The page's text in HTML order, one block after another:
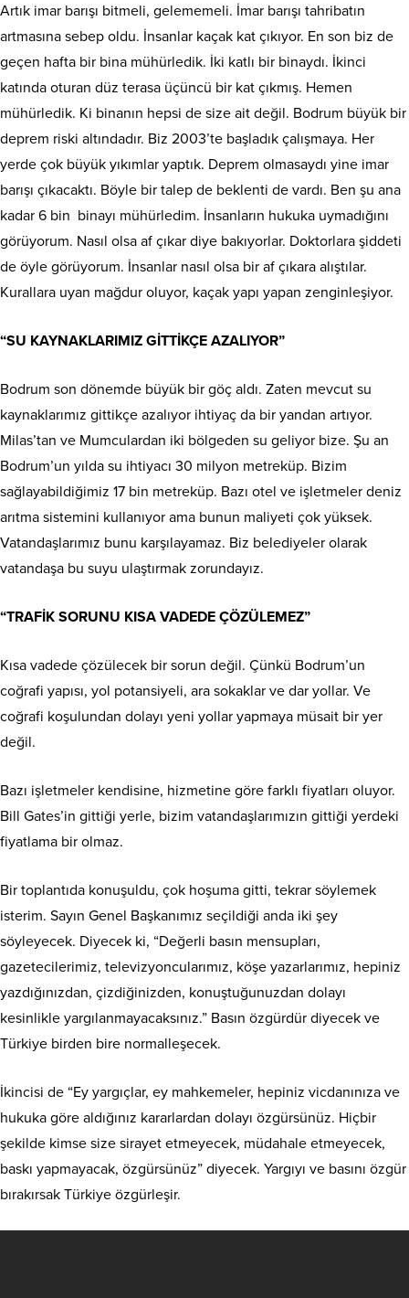
Artık imar barışı bitmeli, gelememeli. İmar barışı tahribatın
artmasına sebep oldu. İnsanlar kaçak kat çıkıyor. En son biz de
geçen hafta bir bina mühürledik. İki katlı bir binaydı. İkinci
katında oturan düz terasa üçüncü bir kat çıkmış. Hemen
mühürledik. Ki binanın hepsi de size ait değil. Bodrum büyük bir
deprem riski altındadır. Biz 2003’te başladık çalışmaya. Her
yerde çok büyük yıkımlar yaptık. Deprem olmasaydı yine imar
barışı çıkacaktı. Böyle bir talep de beklenti de vardı. Ben şu ana
kadar 6 bin binayı mühürledim. İnsanların hukuka uymadığını
görüyorum. Nasıl olsa af çıkar diye bakıyorlar. Doktorlara şiddeti
de öyle görüyorum. İnsanlar nasıl olsa bir af çıkara alıştılar.
Kurallara uyan mağdur oluyor, kaçak yapı yapan zenginleşiyor.
“SU KAYNAKLARIMIZ GİTTİKÇE AZALIYOR”
Bodrum son dönemde büyük bir göç aldı. Zaten mevcut su
kaynaklarımız gittikçe azalıyor ihtiyaç da bir yandan artıyor.
Milas’tan ve Mumculardan iki bölgeden su geliyor bize. Şu an
Bodrum’un yılda su ihtiyacı 30 milyon metreküp. Bizim
sağlayabildiğimiz 17 bin metreküp. Bazı otel ve işletmeler deniz
arıtma sistemini kullanıyor ama bunun maliyeti çok yüksek.
Vatandaşlarımız bunu karşılayamaz. Biz belediyeler olarak
vatandaşa bu suyu ulaştırmak zorundayız.
“TRAFİK SORUNU KISA VADEDE ÇÖZÜLEMEZ”
Kısa vadede çözülecek bir sorun değil. Çünkü Bodrum’un
coğrafi yapısı, yol potansiyeli, ara sokaklar ve dar yollar. Ve
coğrafi koşulundan dolayı yeni yollar yapmaya müsait bir yer
değil.
Bazı işletmeler kendisine, hizmetine göre farklı fiyatları oluyor.
Bill Gates’in gittiği yerle, bizim vatandaşlarımızın gittiği yerdeki
fiyatlama bir olmaz.
Bir toplantıda konuşuldu, çok hoşuma gitti, tekrar söylemek
isterim. Sayın Genel Başkanımız seçildiği anda iki şey
söyleyecek. Diyecek ki, “Değerli basın mensupları,
gazetecilerimiz, televizyoncularımız, köşe yazarlarımız, hepiniz
yazdığınızdan, çizdiğinizden, konuştuğunuzdan dolayı
kesinlikle yargılanmayacaksınız.” Basın özgürdür diyecek ve
Türkiye birden bire normalleşecek.
İkincisi de “Ey yargıçlar, ey mahkemeler, hepiniz vicdanınıza ve
hukuka göre aldığınız kararlardan dolayı özgürsünüz. Hiçbir
şekilde kimse size sirayet etmeyecek, müdahale etmeyecek,
baskı yapmayacak, özgürsünüz” diyecek. Yargıyı ve basını özgür
bırakırsak Türkiye özgürleşir.